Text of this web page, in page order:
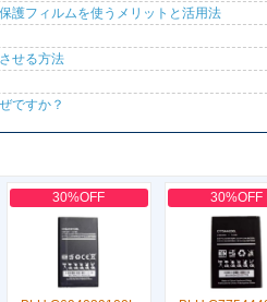
護フィルムを使うメリットと活用法
せる方法
ですか？
30%OFF 30%OFF